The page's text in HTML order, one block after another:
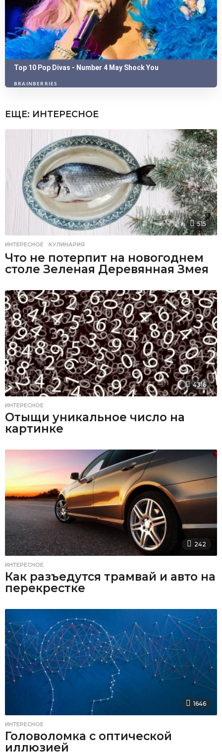
ЕЩЕ: ИНТЕРЕСНОЕ
515
ИНТЕРЕСНОЕ ,КУЛИНАРИЯ
Что не потерпит на новогоднем
столе Зеленая Деревянная Змея
4316
ИНТЕРЕСНОЕ
Отыщи уникальное число на
картинке
242
ИНТЕРЕСНОЕ
Как разъедутся трамвай и авто на
перекрестке
1646
ИНТЕРЕСНОЕ
Головоломка с оптической
иллюзией